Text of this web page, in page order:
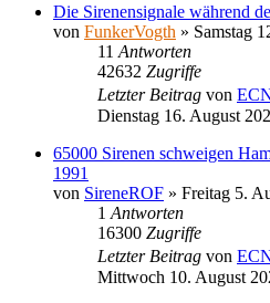
Die Sirenensignale während
von FunkerVogth » Samstag
11 Antworten
42632 Zugriffe
Letzter Beitrag von
Dienstag 16. August
65000 Sirenen schweigen
1991
von SireneROF » Freitag 5.
1 Antworten
16300 Zugriffe
Letzter Beitrag von
Mittwoch 10. August